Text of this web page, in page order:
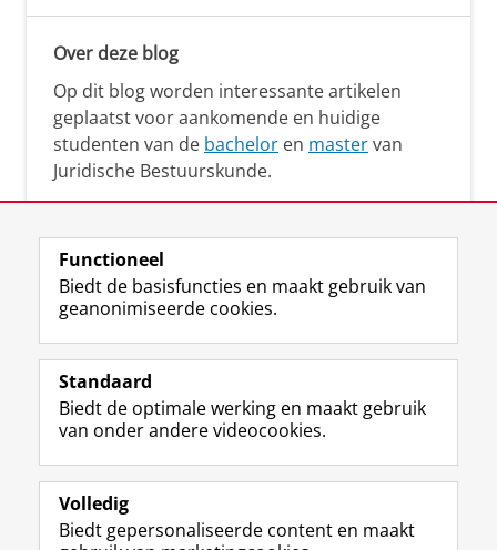
Over deze blog
Op dit blog worden interessante artikelen
geplaatst voor aankomende en huidige
studenten van de bachelor en mastervan
Juridische Bestuurskunde.
Volg de RUG
F
a
e
b
o
p
L
i
k
e
I
-
R
S
-
f
e
R
I
n
t
r
m
Y
o
T
e
k
Studiekiezers
Alumni
Over ons
Functioneel
Biedt de basisfuncties en maakt gebruik van
geanonimiseerde cookies.
Standaard
Biedt de optimale werking en maakt gebruik
van onder andere videocookies.
Volledig
Biedt gepersonaliseerde content en maakt